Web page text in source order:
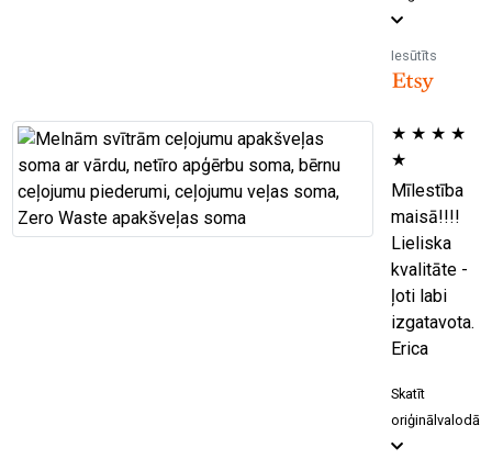
Iesūtīts
★ ★ ★ ★
★
Mīlestība
maisā!!!!
Lieliska
kvalitāte -
ļoti labi
izgatavota.
Erica
Skatīt
oriģinālvalodā